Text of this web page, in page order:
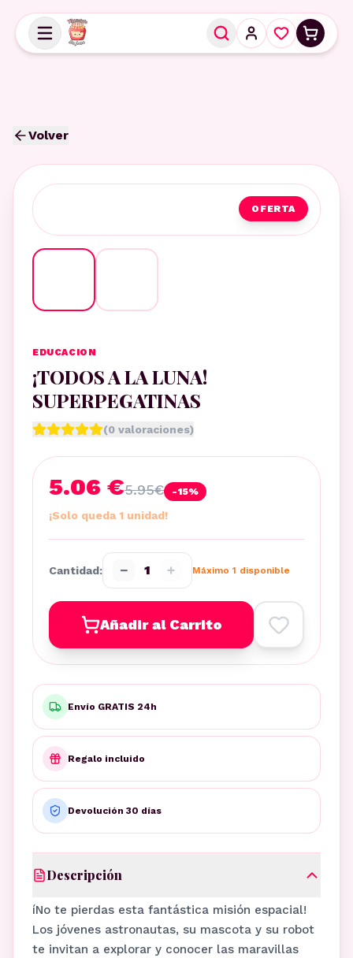
Volver
OFERTA
EDUCACION
¡TODOS A LA LUNA!
SUPERPEGATINAS
(0 valoraciones)
5.06 €5.95€ -15%
¡Solo queda 1 unidad!
Cantidad: − 1 + Máximo 1 disponible
Añadir al Carrito
Envío GRATIS 24h
Regalo incluido
Devolución 30 días
Descripción
íNo te pierdas esta fantástica misión espacial!
Los jóvenes astronautas, su mascota y su robot
te invitan a explorar y conocer las maravillas